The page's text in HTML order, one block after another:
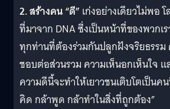
2. สร้างคน “ดี” เก่งอย่างเดียวไม่พอ
ที่มาจาก DNA ซึ่งเป็นหน้าที่ของพวกเ
ทุกท่านที่ต้องร่วมกันปลูกฝังจริยธรร
ชอบต่อส่วนรวม ความเห็นอกเห็นใจ
ความดีนี้จะทำให้เยาวชนเติบโตเป็น
คิด กล้าพูด กล้าทำในสิ่งที่ถูกต้อง”